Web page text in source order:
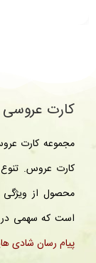
کارت عروسی
مجموعه کارت
کارت عروس. تنوع
محصول از ویژگی
است که سهمی در
پیام رسان شادی